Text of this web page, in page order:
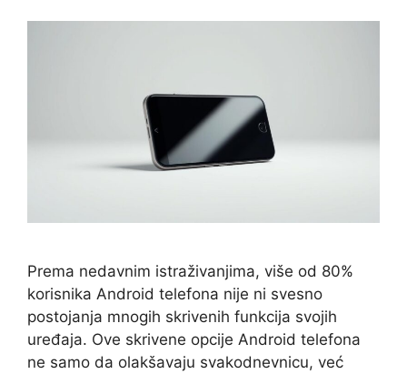
Prema nedavnim istraživanjima, više od 80%
korisnika Android telefona nije ni svesno
postojanja mnogih skrivenih funkcija svojih
uređaja. Ove skrivene opcije Android telefona
ne samo da olakšavaju svakodnevnicu, već